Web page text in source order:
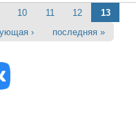
10 11 12
13
› последняя »